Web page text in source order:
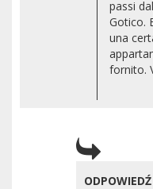
passi
Gotico.
una
fornito.